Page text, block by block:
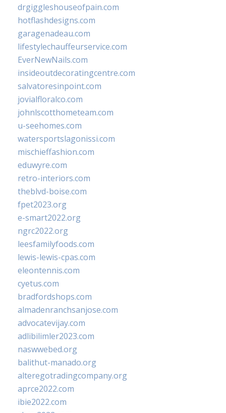
drgiggleshouseofpain.com
hotflashdesigns.com
garagenadeau.com
lifestylechauffeurservice.com
EverNewNails.com
insideoutdecoratingcentre.com
salvatoresinpoint.com
jovialfloralco.com
johnlscotthometeam.com
u-seehomes.com
watersportslagonissi.com
mischieffashion.com
eduwyre.com
retro-interiors.com
theblvd-boise.com
fpet2023.org
e-smart2022.org
ngrc2022.org
leesfamilyfoods.com
lewis-lewis-cpas.com
eleontennis.com
cyetus.com
bradfordshops.com
almadenranchsanjose.com
advocatevijay.com
adlibilimler2023.com
naswwebed.org
balithut-manado.org
alteregotradingcompany.org
aprce2022.com
ibie2022.com